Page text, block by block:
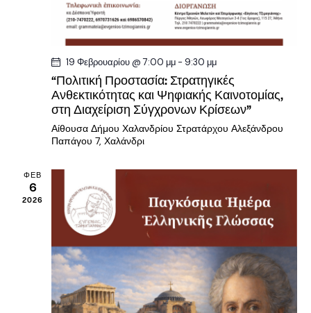
19 Φεβρουαρίου @ 7:00 μμ - 9:30 μμ
“Πολιτική Προστασία: Στρατηγικές
Ανθεκτικότητας και Ψηφιακής Καινοτομίας,
στη Διαχείριση Σύγχρονων Κρίσεων”
Αίθουσα Δήμου Χαλανδρίου Στρατάρχου Αλεξάνδρου
Παπάγου 7, Χαλάνδρι
ΦΕΒ
6
2026